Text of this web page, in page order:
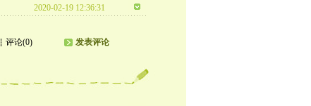
2020-02-19 12:36:31
评论(0) 发表评论